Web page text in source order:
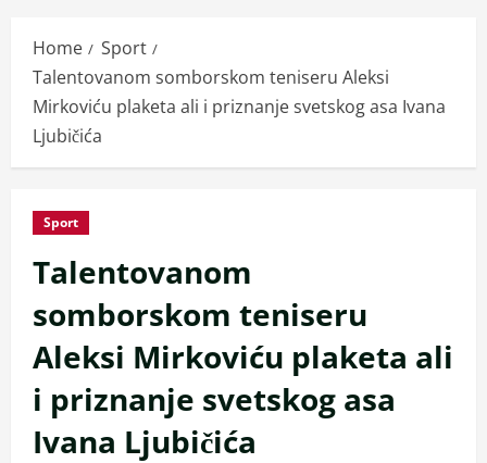
Home
Sport
Talentovanom somborskom teniseru Aleksi
Mirkoviću plaketa ali i priznanje svetskog asa Ivana
Ljubičića
Sport
Talentovanom
somborskom teniseru
Aleksi Mirkoviću plaketa ali
i priznanje svetskog asa
Ivana Ljubičića